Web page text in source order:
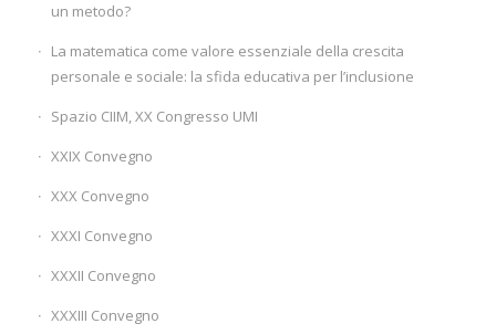
un metodo?
La matematica come valore essenziale della crescita
personale e sociale: la sfida educativa per l’inclusione
Spazio CIIM, XX Congresso UMI
XXIX Convegno
XXX Convegno
XXXI Convegno
XXXII Convegno
XXXIII Convegno